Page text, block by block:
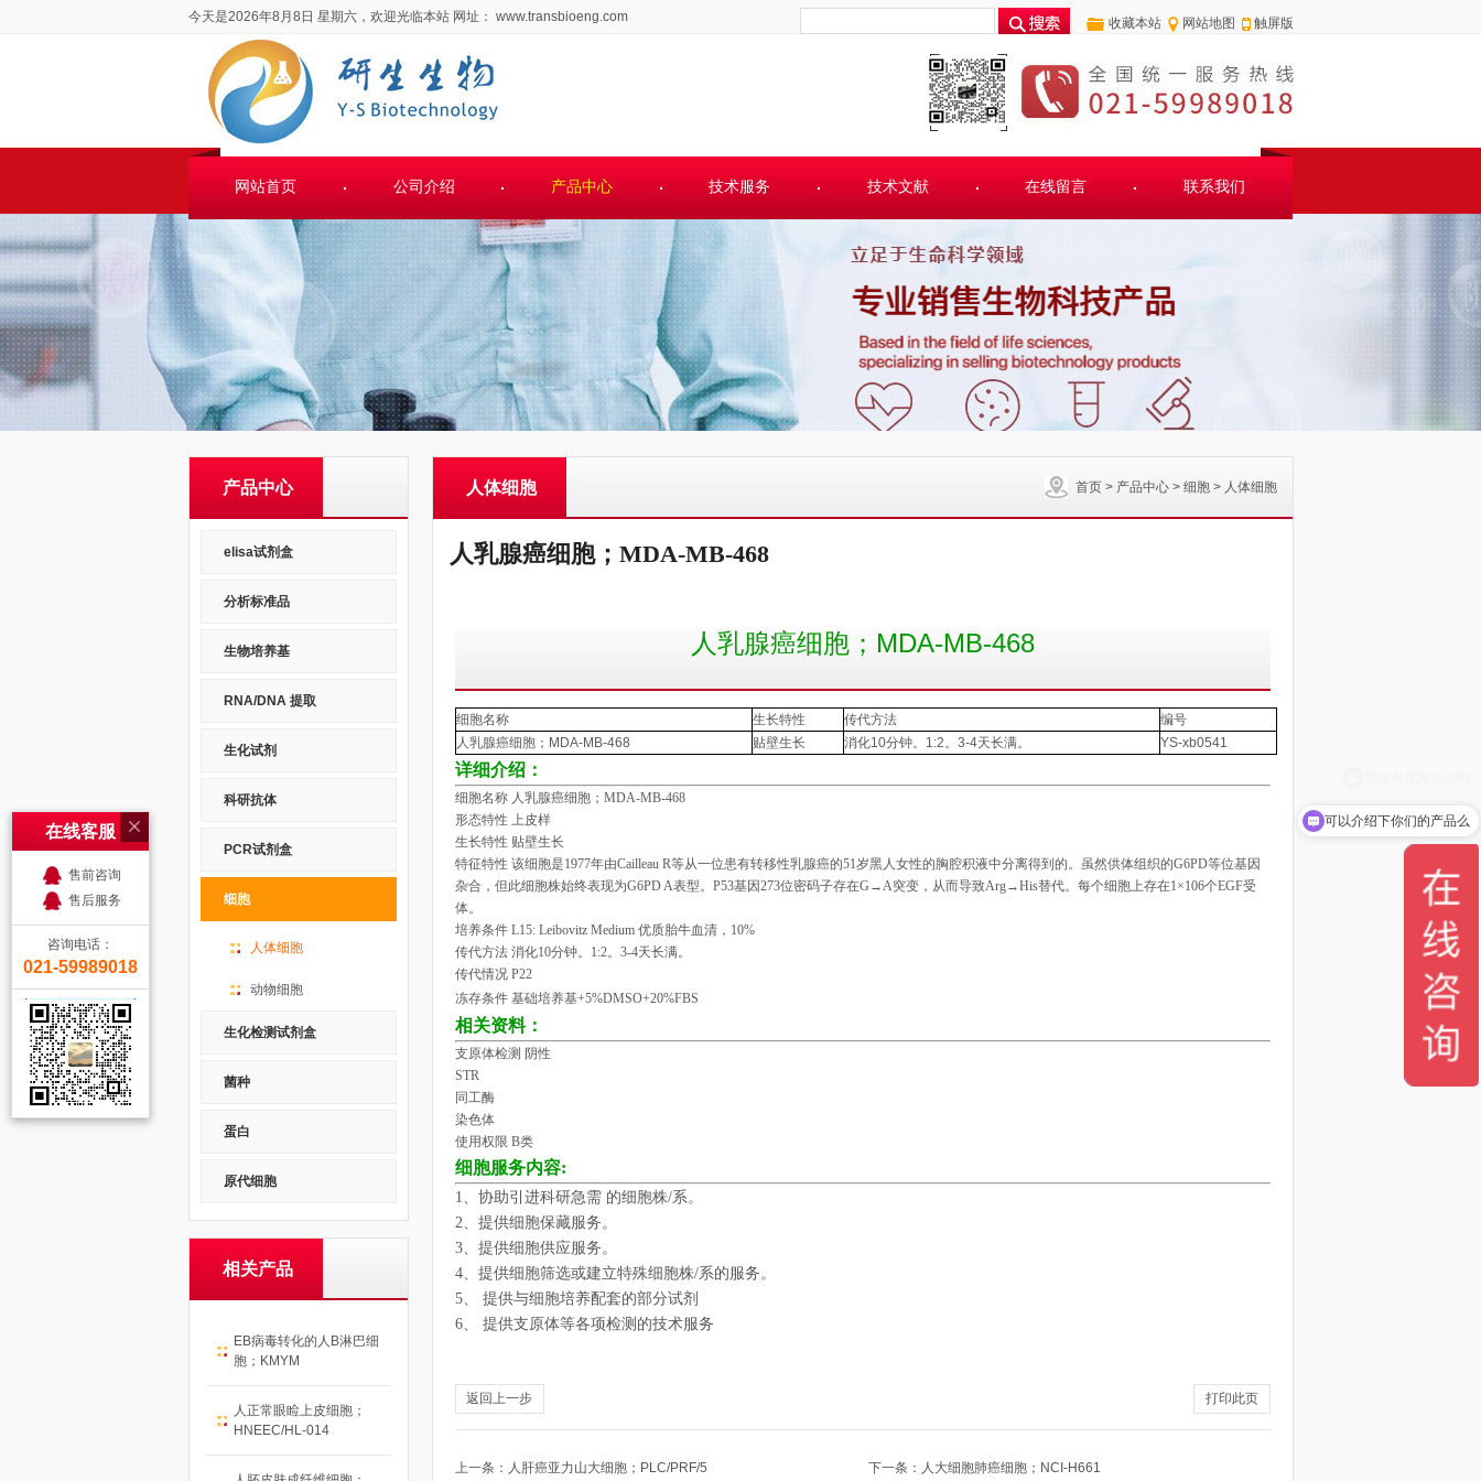
今天是2026年8月8日 星期六，欢迎光临本站 网址： www.transbioeng.com 收藏本站 网站地图 触屏版
网站首页 公司介绍 产品中心 技术服务 技术文献 在线留言 联系我们
首页> 产品中心> 细胞> 人体细胞
产品中心
elisa试剂盒
分析标准品
生物培养基
RNA/DNA 提取
生化试剂
科研抗体
PCR试剂盒
细胞
人体细胞
动物细胞
生化检测试剂盒
菌种
蛋白
原代细胞
相关产品
EB病毒转化的人B淋巴细
胞；KMYM
人正常眼睑上皮细胞；
HNEEC/HL-014
人体细胞
人乳腺癌细胞；MDA-MB-468
人乳腺癌细胞；MDA-MB-468
细胞名称 生长特性 传代方法
编号
人乳腺癌细胞； MDA-MB-468 贴壁生长 消化10分钟。 1:2 。 3-4天长满。 YS-xb0541
详细介绍：
细胞名称 人乳腺癌细胞； MDA-MB-468
形态特性 上皮样
生长特性 贴壁生长
特征特性 该细胞是1977年由Cailleau R等从一位患有转移性乳腺癌的51岁黑人女性的胸腔积液中分离得到的。虽然供体组织的G6PD等位基因
杂合，但此细胞株始终表现为G6PD A表型。 P53基因273位密码子存在G → A突变，从而导致Arg→His替代。每个细胞上存在1 ×106个EGF受
体。
培养条件L15: Leibovitz Medium 优质胎牛血清， 10%
传代方法 消化10分钟。 1:2。 3-4天长满。
传代情况P22
冻存条件 基础培养基+5%DMSO+20%FBS
相关资料：
支原体检测 阴性
STR
同工酶
染色体
使用权限 B类
细胞服务内容:
1 、协助引进科研急需 的细胞株/系。
2 、提供细胞保藏服务。
3、提供细胞供应服务。
4、提供细胞筛选或建立特殊细胞株/系的服务。
5、 提供与细胞培养配套的部分试剂
6、 提供支原体等各项检测的技术服务
返回上一步 打印此页
上一条： 人肝癌亚力山大细胞；PLC/PRF/5 下一条： 人大细胞肺癌细胞；NCI-H661
在线客服
售前咨询
售后服务
咨询电话：
021-59989018
可以介绍下你们的产品么